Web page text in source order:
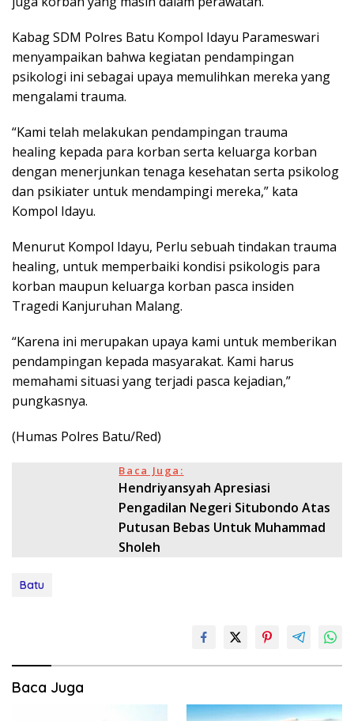
Kabag SDM Polres Batu Kompol Idayu Parameswari
menyampaikan bahwa kegiatan pendampingan
psikologi ini sebagai upaya memulihkan mereka yang
mengalami trauma.
“Kami telah melakukan pendampingan trauma
healing kepada para korban serta keluarga korban
dengan menerjunkan tenaga kesehatan serta psikolog
dan psikiater untuk mendampingi mereka,” kata
Kompol Idayu.
Menurut Kompol Idayu, Perlu sebuah tindakan trauma
healing, untuk memperbaiki kondisi psikologis para
korban maupun keluarga korban pasca insiden
Tragedi Kanjuruhan Malang.
“Karena ini merupakan upaya kami untuk memberikan
pendampingan kepada masyarakat. Kami harus
memahami situasi yang terjadi pasca kejadian,”
pungkasnya.
(Humas Polres Batu/Red)
Baca Juga:
Hendriyansyah Apresiasi
Pengadilan Negeri Situbondo Atas
Putusan Bebas Untuk Muhammad
Sholeh
Batu
Baca Juga